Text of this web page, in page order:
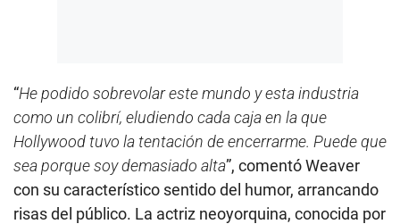
“He podido sobrevolar este mundo y esta industria
como un colibrí, eludiendo cada caja en la que
Hollywood tuvo la tentación de encerrarme. Puede que
sea porque soy demasiado alta”, comentó Weaver
con su característico sentido del humor, arrancando
risas del público. La actriz neoyorquina, conocida por